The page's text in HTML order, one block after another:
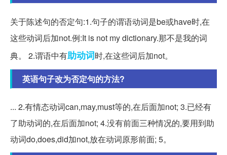
关于陈述句的否定句:1.句子的谓语动词是be或have时,在
这些动词后加not.例:It is not my dictionary.那不是我的词
典。 2.谓语中有助动词时,在这些词后加not。
英语句子改为否定句的方法?
... 2.有情态动词can,may,must等的,在后面加not; 3.已经有
了助动词的,在后面加not; 4.没有前面三种情况的,要用到助
动词do,does,did加not,放在动词原形前面; 5。